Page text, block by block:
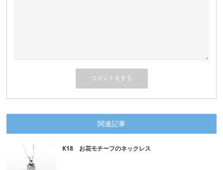
関連記事
K18 お花モチーフのネックレス